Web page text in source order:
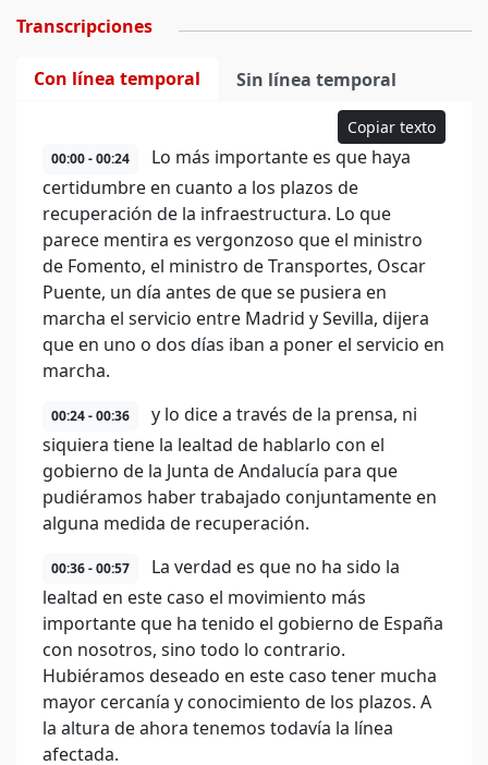
Transcripciones
Con línea temporal Sin línea temporal
Copiar texto
00:00 - 00:24
Lo más importante es que haya
certidumbre en cuanto a los plazos de
recuperación de la infraestructura. Lo que
parece mentira es vergonzoso que el ministro
de Fomento, el ministro de Transportes, Oscar
Puente, un día antes de que se pusiera en
marcha el servicio entre Madrid y Sevilla, dijera
que en uno o dos días iban a poner el servicio en
marcha.
00:24 - 00:36
y lo dice a través de la prensa, ni
siquiera tiene la lealtad de hablarlo con el
gobierno de la Junta de Andalucía para que
pudiéramos haber trabajado conjuntamente en
alguna medida de recuperación.
00:36 - 00:57
La verdad es que no ha sido la
lealtad en este caso el movimiento más
importante que ha tenido el gobierno de España
con nosotros, sino todo lo contrario.
Hubiéramos deseado en este caso tener mucha
mayor cercanía y conocimiento de los plazos. A
la altura de ahora tenemos todavía la línea
afectada.